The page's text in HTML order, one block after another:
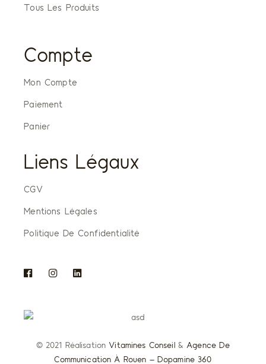
Tous Les Produits
Compte
Mon Compte
Paiement
Panier
Liens Légaux
CGV
Mentions Légales
Politique De Confidentialité
© 2021 RéalisationVitamines Conseil&Agence De
Communication À Rouen – Dopamine 360